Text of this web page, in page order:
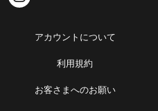
アカウントについて
利用規約
お客さまへのお願い